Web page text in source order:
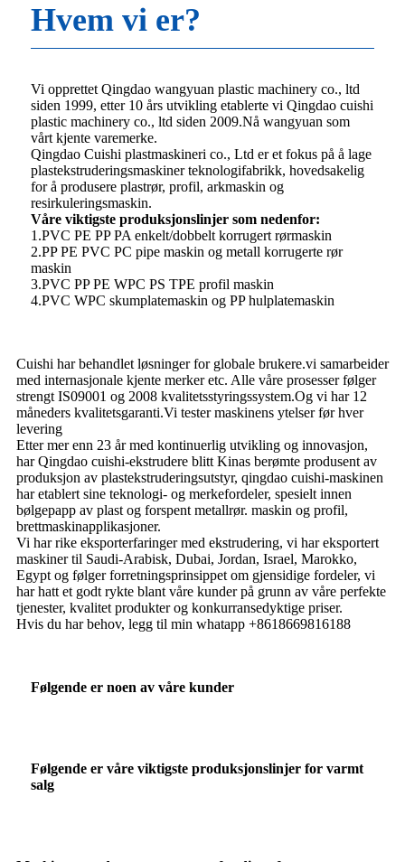
Hvem vi er?
Vi opprettet Qingdao wangyuan plastic machinery co., ltd
siden 1999, etter 10 års utvikling etablerte vi Qingdao cuishi
plastic machinery co., ltd siden 2009.Nå wangyuan som
vårt kjente varemerke.
Qingdao Cuishi plastmaskineri co., Ltd er et fokus på å lage
plastekstruderingsmaskiner teknologifabrikk, hovedsakelig
for å produsere plastrør, profil, arkmaskin og
resirkuleringsmaskin.
Våre viktigste produksjonslinjer som nedenfor:
1.PVC PE PP PA enkelt/dobbelt korrugert rørmaskin
2.PP PE PVC PC pipe maskin og metall korrugerte rør
maskin
3.PVC PP PE WPC PS TPE profil maskin
4.PVC WPC skumplatemaskin og PP hulplatemaskin
Cuishi har behandlet løsninger for globale brukere.vi samarbeider
med internasjonale kjente merker etc. Alle våre prosesser følger
strengt IS09001 og 2008 kvalitetsstyringssystem.Og vi har 12
måneders kvalitetsgaranti.Vi tester maskinens ytelser før hver
levering
Etter mer enn 23 år med kontinuerlig utvikling og innovasjon,
har Qingdao cuishi-ekstrudere blitt Kinas berømte produsent av
produksjon av plastekstruderingsutstyr, qingdao cuishi-maskinen
har etablert sine teknologi- og merkefordeler, spesielt innen
bølgepapp av plast og forspent metallrør. maskin og profil,
brettmaskinapplikasjoner.
Vi har rike eksporterfaringer med ekstrudering, vi har eksportert
maskiner til Saudi-Arabisk, Dubai, Jordan, Israel, Marokko,
Egypt og følger forretningsprinsippet om gjensidige fordeler, vi
har hatt et godt rykte blant våre kunder på grunn av våre perfekte
tjenester, kvalitet produkter og konkurransedyktige priser.
Hvis du har behov, legg til min whatapp +8618669816188
Følgende er noen av våre kunder
Følgende er våre viktigste produksjonslinjer for varmt
salg